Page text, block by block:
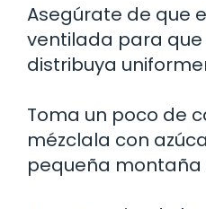
Asegúrate de que
ventilada para
distribuya
Toma un poco de
mézclala con
pequeña